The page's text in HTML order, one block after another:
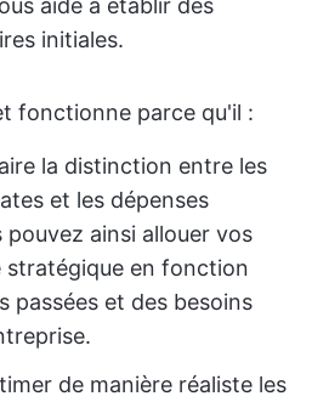
aide à établir des
initiales.
fonctionne parce qu'il :
la distinction entre les
et les dépenses
pouvez ainsi allouer vos
stratégique en fonction
passées et des besoins
de manière réaliste les